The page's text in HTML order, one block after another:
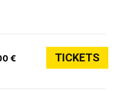
€ TICKETS